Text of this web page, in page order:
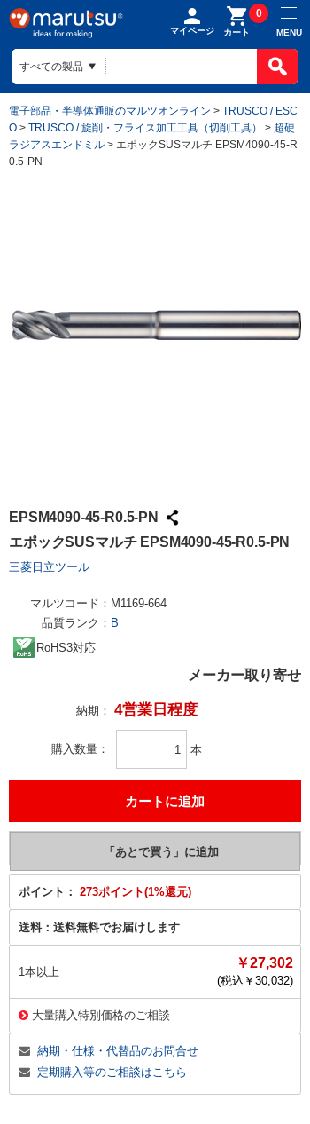
マイページ カート
0
MENU
電子部品・半導体通販のマルツオンライン > TRUSCO / ESC
O > TRUSCO / 旋削・フライス加工工具（切削工具） > 超硬
ラジアスエンドミル > エポックSUSマルチ EPSM4090-45-R
0.5-PN
EPSM4090-45-R0.5-PN
エポックSUSマルチ EPSM4090-45-R0.5-PN
三菱日立ツール
マルツコード： M1169-664
品質ランク： B
RoHS3対応
メーカー取り寄せ
納期： 4営業日程度
購入数量 本
ポイント： 273ポイント(1%還元)
送料： 送料無料でお届けします
1本以上
￥27,302
(税込￥ 30,032)
大量購入特別価格のご相談
納期・仕様・代替品のお問合せ
定期購入等のご相談はこちら